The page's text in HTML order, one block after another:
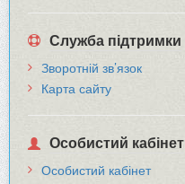
Служба підтримки
Зворотній зв’язок
Карта сайту
Особистий кабінет
Особистий кабінет